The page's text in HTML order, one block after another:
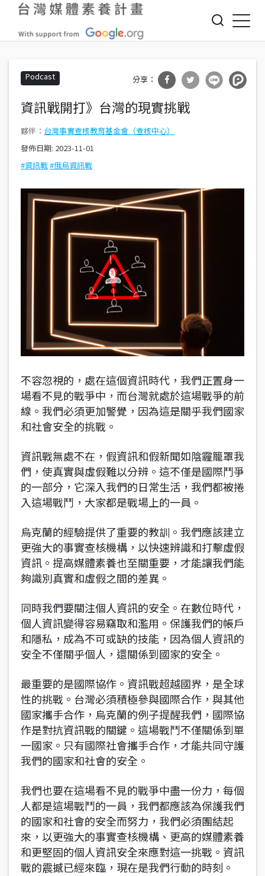
Jump to Navigation
Jump to Main content
Podcast
到Fa
cebo
到T
資訊戰開打》台灣的現實挑戰
台灣事實查核教育基金會（查核中心）
發佈日期: 2023-11-01
資訊戰 俄烏資訊戰
不容忽視的，處在這個資訊時代，我們正置身一
場看不見的戰爭中，而台灣就處於這場戰爭的前
線。我們必須更加警覺，因為這是關乎我們國家
和社會安全的挑戰。
資訊戰無處不在，假資訊和假新聞如陰霾籠罩我
們，使真實與虛假難以分辨。這不僅是國際鬥爭
的一部分，它深入我們的日常生活，我們都被捲
入這場戰鬥，大家都是戰場上的一員。
烏克蘭的經驗提供了重要的教訓。我們應該建立
更強大的事實查核機構，以快速辨識和打擊虛假
資訊。提高媒體素養也至關重要，才能讓我們能
夠識別真實和虛假之間的差異。
同時我們要關注個人資訊的安全。在數位時代，
個人資訊變得容易竊取和濫用。保護我們的帳戶
和隱私，成為不可或缺的技能，因為個人資訊的
安全不僅關乎個人，還關係到國家的安全。
最重要的是國際協作。資訊戰超越國界，是全球
性的挑戰。台灣必須積極參與國際合作，與其他
國家攜手合作，烏克蘭的例子提醒我們，國際協
作是對抗資訊戰的關鍵。這場戰鬥不僅關係到單
一國家。只有國際社會攜手合作，才能共同守護
我們的國家和社會的安全。
我們也要在這場看不見的戰爭中盡一份力，每個
人都是這場戰鬥的一員，我們都應該為保護我們
的國家和社會的安全而努力，我們必須團結起
來，以更強大的事實查核機構、更高的媒體素養
和更堅固的個人資訊安全來應對這一挑戰。資訊
戰的震撼已經來臨，現在是我們行動的時刻。